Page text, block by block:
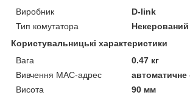
Виробник
D-link
Тип комутатора
Некерований
Користувальницькі характеристики
Вага
0.47 кг
Вивчення MAC-адрес
Висота
90 мм